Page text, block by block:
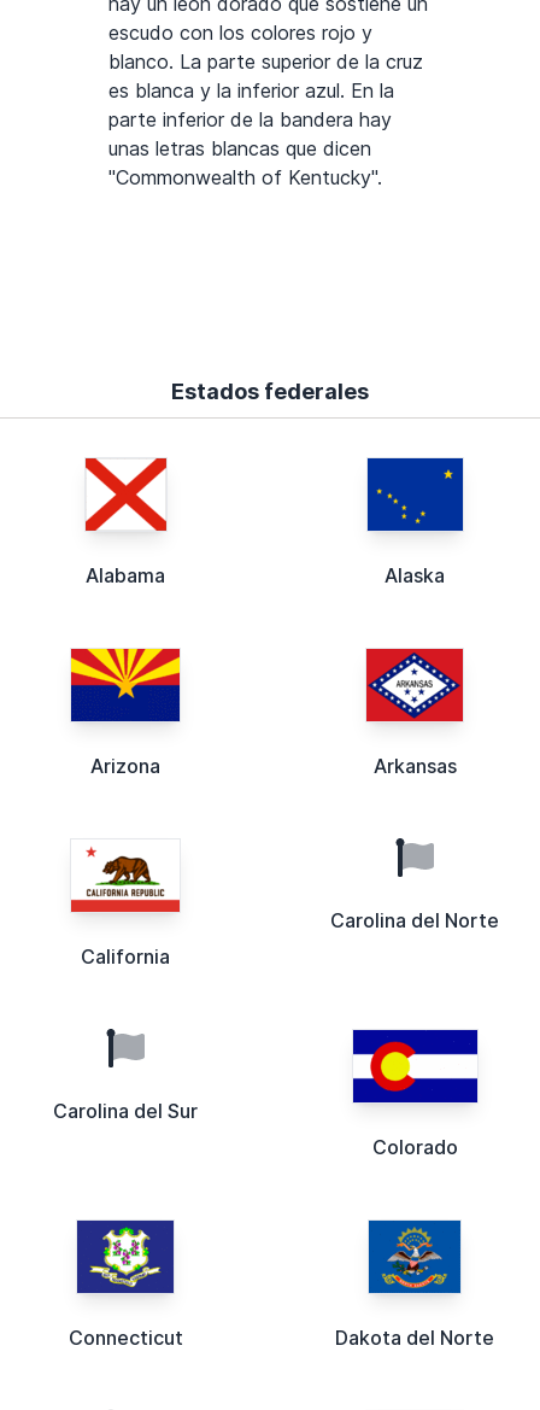
escudo con los colores rojo y
blanco. La parte superior de la cruz
es blanca y la inferior azul. En la
parte inferior de la bandera hay
unas letras blancas que dicen
"Commonwealth of Kentucky".
Estados federales
Alabama Alaska
Arizona Arkansas
California
Carolina del Norte
Carolina del Sur
Colorado
Connecticut Dakota del Norte